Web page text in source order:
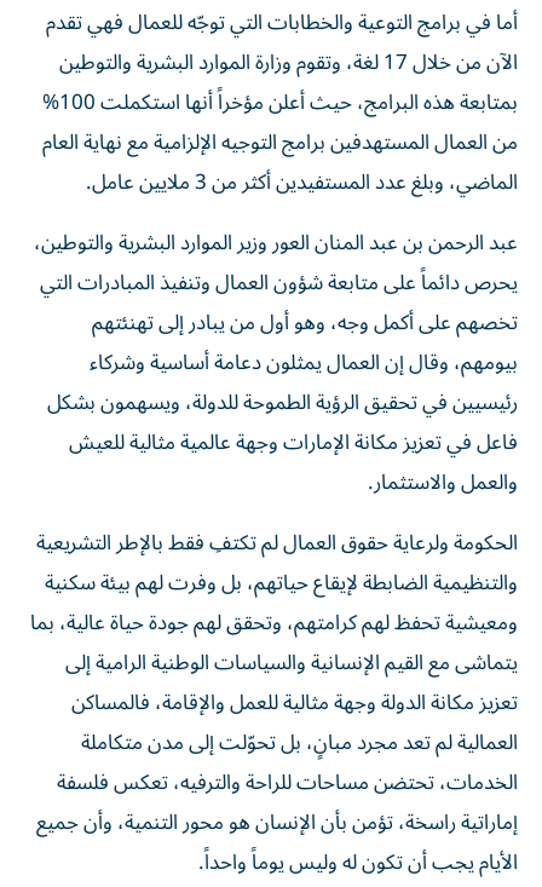
أما في برامج التوعية والخطابات التي توجّه للعمال فهي تقدم
الآن من خلال 17 لغة، وتقوم وزارة الموارد البشرية والتوطين
بمتابعة هذه البرامج، حيث أعلن مؤخراً أنها استكملت 100%
من العمال المستهدفين برامج التوجيه الإلزامية مع نهاية العام
الماضي، وبلغ عدد المستفيدين أكثر من 3 ملايين عامل.
عبد الرحمن بن عبد المنان العور وزير الموارد البشرية والتوطين،
يحرص دائماً على متابعة شؤون العمال وتنفيذ المبادرات التي
تخصهم على أكمل وجه، وهو أول من يبادر إلى تهنئتهم
بيومهم، وقال إن العمال يمثلون دعامة أساسية وشركاء
رئيسيين في تحقيق الرؤية الطموحة للدولة، ويسهمون بشكل
فاعل في تعزيز مكانة الإمارات وجهة عالمية مثالية للعيش
والعمل والاستثمار.
الحكومة ولرعاية حقوق العمال لم تكتفِ فقط بالإطر التشريعية
والتنظيمية الضابطة لإيقاع حياتهم، بل وفرت لهم بيئة سكنية
ومعيشية تحفظ لهم كرامتهم، وتحقق لهم جودة حياة عالية، بما
يتماشى مع القيم الإنسانية والسياسات الوطنية الرامية إلى
تعزيز مكانة الدولة وجهة مثالية للعمل والإقامة، فالمساكن
العمالية لم تعد مجرد مبانٍ، بل تحوّلت إلى مدن متكاملة
الخدمات، تحتضن مساحات للراحة والترفيه، تعكس فلسفة
إماراتية راسخة، تؤمن بأن الإنسان هو محور التنمية، وأن جميع
الأيام يجب أن تكون له وليس يوماً واحداً.